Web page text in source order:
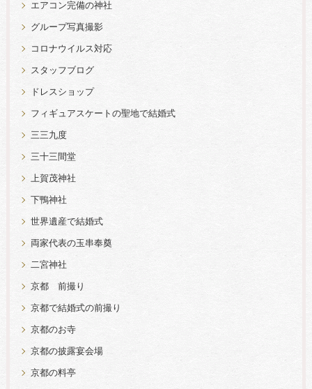
エアコン完備の神社
グループ写真撮影
コロナウイルス対応
スタッフブログ
ドレスショップ
フィギュアスケートの聖地で結婚式
三三九度
三十三間堂
上賀茂神社
下鴨神社
世界遺産で結婚式
両家代表の玉串奉奠
二宮神社
京都 前撮り
京都で結婚式の前撮り
京都のお寺
京都の披露宴会場
京都の料亭